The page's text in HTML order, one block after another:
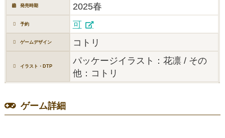
発売時期 2025春
予約 可
ゲームデザイン コトリ
イラスト・DTP
パッケージイラスト：花凛 / その
他：コトリ
ゲーム詳細